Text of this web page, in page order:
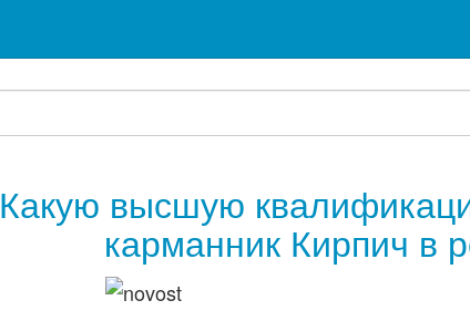
Какую высшую
карманник Кирпич в